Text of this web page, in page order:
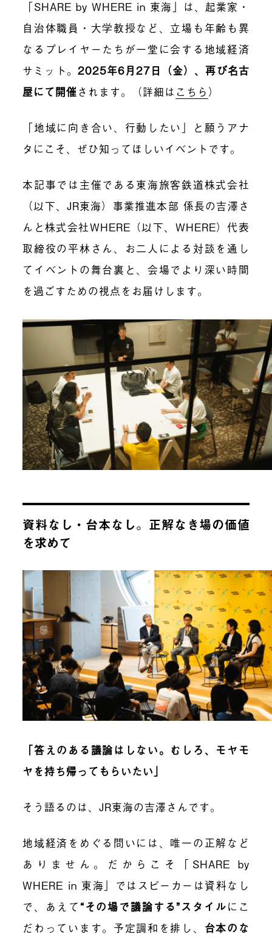
「SHARE by WHERE in 東海」は、起業家・
自治体職員・大学教授など、立場も年齢も異
なるプレイヤーたちが一堂に会する地域経済
サミット。 2025年6月27日（金）、再び名古
屋にて開催されます。（詳細は こちら ）
「地域に向き合い、行動したい」と願うアナ
タにこそ、ぜひ知ってほしいイベントです。
本記事では主催である東海旅客鉄道株式会社
（以下、JR東海）事業推進本部 係長の吉澤さ
んと株式会社WHERE（以下、WHERE）代表
取締役の平林さん、お二人による対談を通し
てイベントの舞台裏と、会場でより深い時間
を過ごすための視点をお届けします。
資料なし・台本なし。正解なき場の価値
を求めて
「答えのある議論はしない。むしろ、モヤモ
ヤを持ち帰ってもらいたい」
そう語るのは、JR東海の吉澤さんです。
地域経済をめぐる問いには、唯一の正解など
ありません。だからこそ「SHARE by
WHERE in 東海」ではスピーカーは資料なし
で、あえて “その場で議論する”スタイルにこ
だわっています。予定調和を排し、 台本のな